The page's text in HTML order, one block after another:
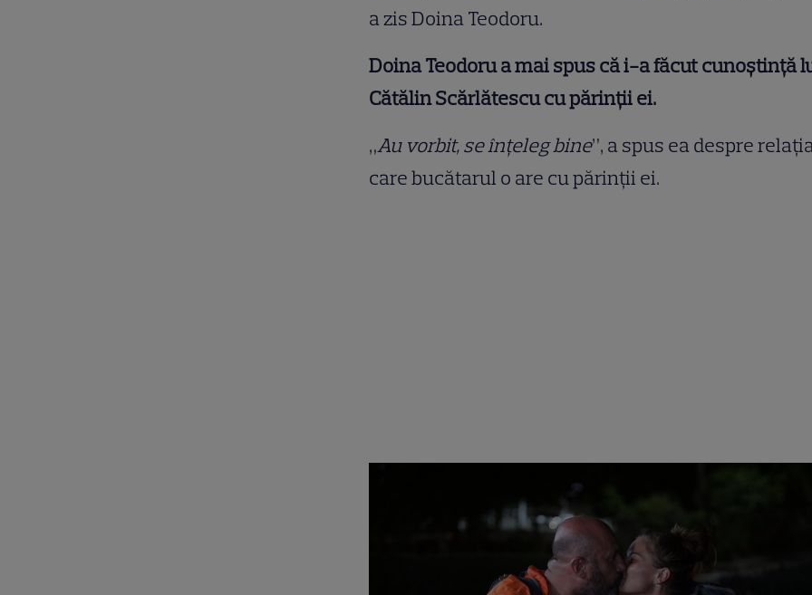
a zis Doina Teodoru.
Doina Teodoru a mai spus că i-a făcut cunoștință
Cătălin Scărlătescu cu părinții ei.
„Au vorbit, se înțeleg bine”, a spus ea despre
care bucătarul o are cu părinții ei.